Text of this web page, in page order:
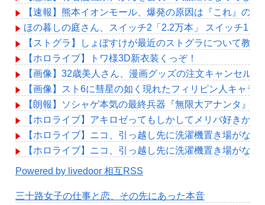
【速報】熊本イオンモール、爆発の原因は『これ』の可
ほの暮しの庭さん、スイッチ2「2.2万本」 スイッチ1
【ストグラ】しょぼすけが最近のストグラについて教
【ホロライブ】トワ様3D新衣装くっぞ！
【画像】32歳美人さん、漫画グッズの注文キャンセル
【画像】スト6に彗星の如く現れたフィリピン人キャラ
【朗報】ソシャゲ本気の最終兵器『無限大アナンタ』
【ホロライブ】アキロゼってもしかしてメリバ好きか？
【ホロライブ】ニコ、引っ越し先に洗濯機置き場がない
【ホロライブ】ニコ、引っ越し先に洗濯機置き場がない
Powered by livedoor 相互RSS
三十路女子の仕事と恋、その先にあった本音